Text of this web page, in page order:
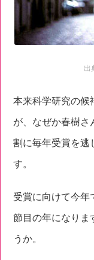
出
本来科学研究の候
が、なぜか春樹さ
割に毎年受賞を逃
す。
受賞に向けて今
節目の年になりま
うか。